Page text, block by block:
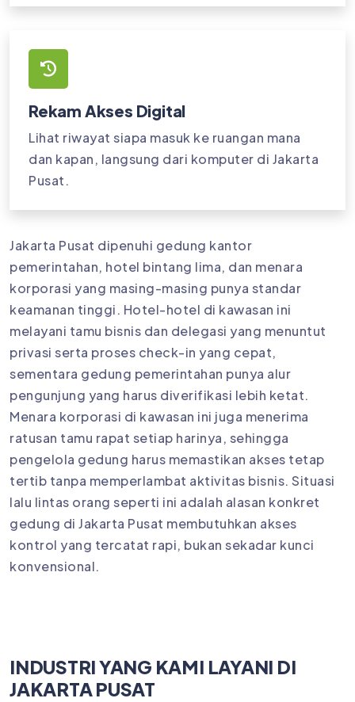
Rekam Akses Digital
Lihat riwayat siapa masuk ke ruangan mana
dan kapan, langsung dari komputer di Jakarta
Pusat.
Jakarta Pusat dipenuhi gedung kantor
pemerintahan, hotel bintang lima, dan menara
korporasi yang masing-masing punya standar
keamanan tinggi. Hotel-hotel di kawasan ini
melayani tamu bisnis dan delegasi yang menuntut
privasi serta proses check-in yang cepat,
sementara gedung pemerintahan punya alur
pengunjung yang harus diverifikasi lebih ketat.
Menara korporasi di kawasan ini juga menerima
ratusan tamu rapat setiap harinya, sehingga
pengelola gedung harus memastikan akses tetap
tertib tanpa memperlambat aktivitas bisnis. Situasi
lalu lintas orang seperti ini adalah alasan konkret
gedung di Jakarta Pusat membutuhkan akses
kontrol yang tercatat rapi, bukan sekadar kunci
konvensional.
INDUSTRI YANG KAMI LAYANI DI
JAKARTA PUSAT